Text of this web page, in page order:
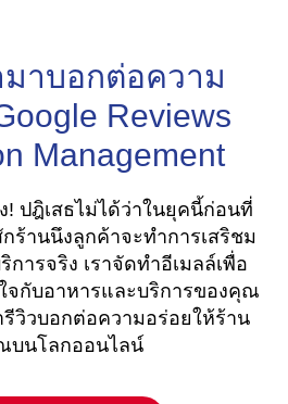
าบอกต่อความ
Reviews
Management
! ปฎิเสธไม่ได้ว่าในยุคนี้ก่อนที่
ร้านนึงลูกค้าจะทำการเสริชม
การจริง เราจัดทำอีเมลล์เพื่อ
จกับอาหารและบริการของคุณ
วิวบอกต่อความอร่อยให้ร้าน
บนโลกออนไลน์